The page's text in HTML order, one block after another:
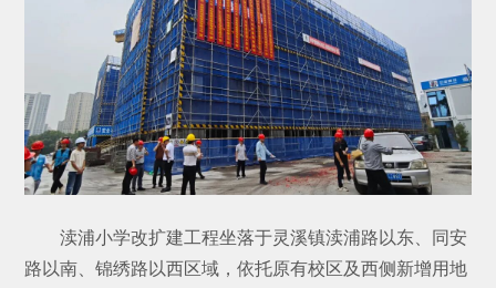
渎浦小学改扩建工程坐落于灵溪镇渎浦路以东、同安
路以南、锦绣路以西区域，依托原有校区及西侧新增用地